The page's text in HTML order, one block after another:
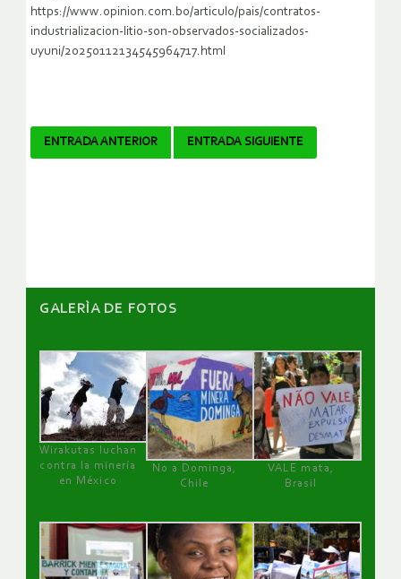
https://www.opinion.com.bo/articulo/pais/contratos-
industrializacion-litio-son-observados-socializados-
uyuni/20250112134545964717.html
Navegador
ENTRADA ANTERIOR ENTRADA SIGUIENTE
GALERÌA DE FOTOS
Wirakutas luchan
contra la minería
en México
No a Dominga,
Chile
VALE mata,
Brasil